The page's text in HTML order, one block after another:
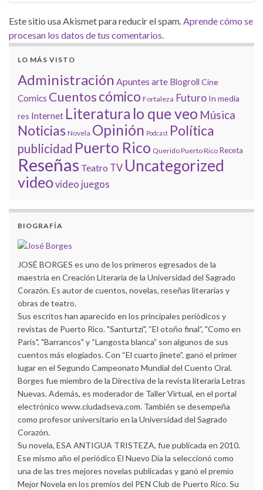
Este sitio usa Akismet para reducir el spam.Aprende cómo se
procesan los datos de tus comentarios.
LO MÁS VISTO
Administración Apuntes arte Blogroll Cine
Comics Cuentoscómico Fortaleza Futuro In media
res Internet Literatura lo que veo Música
Noticias Novela Opinión Podcast Política
publicidad Puerto Rico Querido Puerto Rico Receta
Reseñas Teatro TV Uncategorized
videovideo juegos
BIOGRAFÍA
JOSÉ BORGES es uno de los primeros egresados de la
maestría en Creación Literaria de la Universidad del Sagrado
Corazón. Es autor de cuentos, novelas, reseñas literarias y
obras de teatro.
Sus escritos han aparecido en los principales periódicos y
revistas de Puerto Rico. "Santurtzi", “El otoño final”, "Como en
París", "Barrancos" y “Langosta blanca” son algunos de sus
cuentos más elogiados. Con “El cuarto jinete”, ganó el primer
lugar en el Segundo Campeonato Mundial del Cuento Oral.
Borges fue miembro de la Directiva de la revista literaria Letras
Nuevas. Además, es moderador de Taller Virtual, en el portal
electrónico www.ciudadseva.com. También se desempeña
como profesor universitario en la Universidad del Sagrado
Corazón.
Su novela, ESA ANTIGUA TRISTEZA, fue publicada en 2010.
Ese mismo año el periódico El Nuevo Día la seleccionó como
una de las tres mejores novelas publicadas y ganó el premio
Mejor Novela en los premios del PEN Club de Puerto Rico. Su